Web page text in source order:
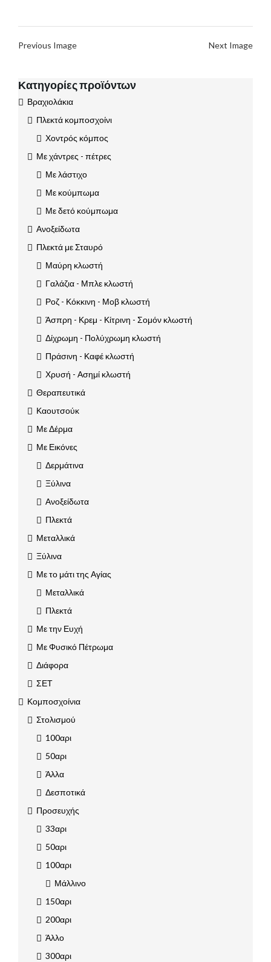
Previous Image Next Image
Κατηγορίες προϊόντων
Βραχιολάκια
Πλεκτά κομποσχοίνι
Χοντρός κόμπος
Με χάντρες - πέτρες
Με λάστιχο
Με κούμπωμα
Με δετό κούμπωμα
Ανοξείδωτα
Πλεκτά με Σταυρό
Μαύρη κλωστή
Γαλάζια - Μπλε κλωστή
Ροζ - Κόκκινη - Μοβ κλωστή
Άσπρη - Κρεμ - Κίτρινη - Σομόν κλωστή
Δίχρωμη - Πολύχρωμη κλωστή
Πράσινη - Καφέ κλωστή
Χρυσή - Ασημί κλωστή
Θεραπευτικά
Καουτσούκ
Με Δέρμα
Με Εικόνες
Δερμάτινα
Ξύλινα
Ανοξείδωτα
Πλεκτά
Μεταλλικά
Ξύλινα
Με το μάτι της Αγίας
Μεταλλικά
Πλεκτά
Με την Ευχή
Με Φυσικό Πέτρωμα
Διάφορα
ΣΕΤ
Κομποσχοίνια
Στολισμού
100αρι
50αρι
Άλλα
Δεσποτικά
Προσευχής
33αρι
50αρι
100αρι
Μάλλινο
150αρι
200αρι
Άλλο
300αρι